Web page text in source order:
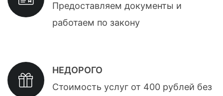
Предоставляем документы и
работаем по закону
НЕДОРОГО
Стоимость услуг от 400 рублей без